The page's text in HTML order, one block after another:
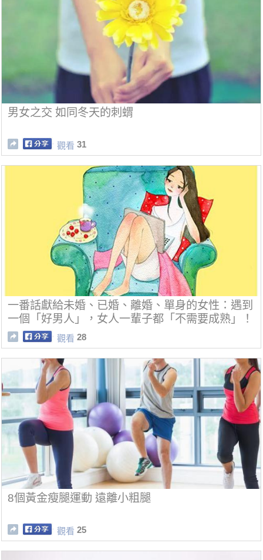
男女之交 如同冬天的刺蝟
觀看 31
一番話獻給未婚、已婚、離婚、單身的女性：遇到
一個「好男人」，女人一輩子都「不需要成熟」！
觀看 28
8個黃金瘦腿運動 遠離小粗腿
觀看 25